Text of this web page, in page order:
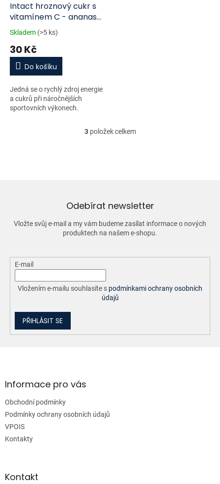
Intact hroznový cukr s
vitamínem C - ananas
40g
Skladem (>5 ks)
30 Kč
Do košíku
Jedná se o rychlý zdroj energie
a cukrů při náročnějších
sportovních výkonech.
O
í
p
r
v
k
v
i
s
u
3položek celkem
Odebírat newsletter
Vložte svůj e-mail a my vám budeme zasílat informace o nových
produktech na našem e-shopu.
E-mail
Vložením e-mailu souhlasíte s podmínkami ochrany osobních
údajů
PŘIHLÁSIT SE
aInformace pro vás
Obchodní podmínky
Podmínky ochrany osobních údajů
VPOIS
Kontakty
Kontakt